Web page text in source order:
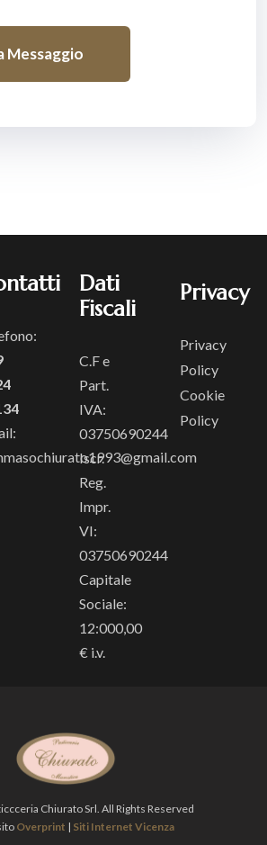
Messaggio
Dati
Fiscali
C.F e
Part.
IVA:
03750690244
Iscr.
Reg.
Impr.
VI:
03750690244
Capitale
Sociale:
12:000,00
€ i.v.
Privacy
Privacy
Policy
Cookie
Policy
Chiurato Srl. All Rights Reserved
Overprint | Siti Internet Vicenza